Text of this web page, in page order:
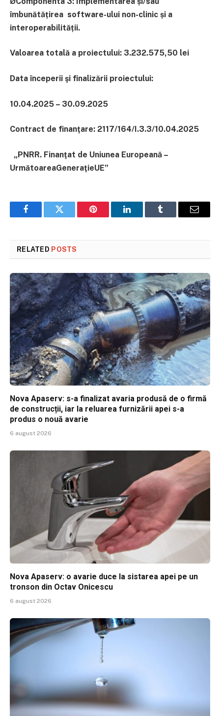
îmbunătățirea software-ului non-clinic și a
interoperabilității.
Valoarea totală a proiectului: 3.232.575,50 lei
Data începerii şi finalizării proiectului:
10.04.2025 – 30.09.2025
Contract de finanţare: 2117/164/I.3.3/10.04.2025
„PNRR. Finanţat de Uniunea Europeană –
UrmătoareaGeneraţieUE”
FacebookTwitter Pinterest LinkedInTumblr Email
RELATED POSTS
Nova Apaserv: s-a finalizat avaria produsă de o firmă
de construcții, iar la reluarea furnizării apei s-a
produs o nouă avarie
6 august 2026
Nova Apaserv: o avarie duce la sistarea apei pe un
tronson din Octav Onicescu
6 august 2026